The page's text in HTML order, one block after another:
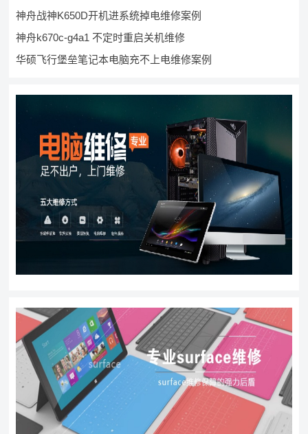
神舟战神K650D开机进系统掉电维修案例
神舟k670c-g4a1 不定时重启关机维修
华硕飞行堡垒笔记本电脑充不上电维修案例